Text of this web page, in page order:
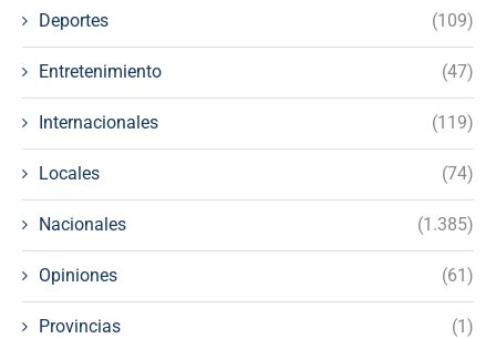
Deportes (109)
Entretenimiento (47)
Internacionales (119)
Locales (74)
Nacionales (1.385)
Opiniones (61)
Provincias (1)